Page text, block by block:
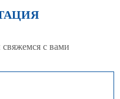
с вами